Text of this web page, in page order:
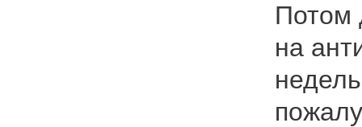
Потом
на